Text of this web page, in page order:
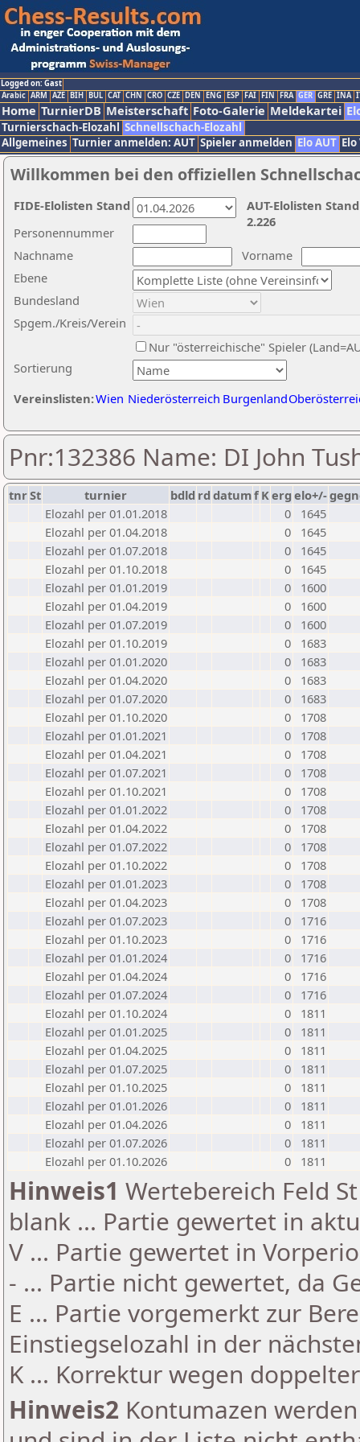
Logged on: Gast
Arabic ARM AZE BIH BUL CAT CHN CRO CZE DEN ENG ESP FAI FIN FRA GER GRE INA
Home TurnierDB Meisterschaft Foto-Galerie Meldekartei
Turnierschach-Elozahl Schnellschach-Elozahl
Allgemeines Turnier anmelden: AUT Spieler anmelden Elo AUT
Willkommen bei den offiziellen
Nachname
Vorname
Ebene
Sortierung
Personennummer
Bundesland
Spgem./Kreis/Verein
Nur "österreichische" Spieler
Vereinslisten:Wien Niederösterreich Burgenland
AUT-Elolisten
2.226
FIDE-Elolisten Stand
Pnr:132386 Name: DI John
tnrSt turnier bdld rd datumf Kerg elo+/-
Elozahl per 01.01.2018
0
1645
Elozahl per 01.04.2018
0
1645
Elozahl per 01.07.2018
0
1645
Elozahl per 01.10.2018
0
1645
Elozahl per 01.01.2019
0
1600
Elozahl per 01.04.2019
0
1600
Elozahl per 01.07.2019
0
1600
Elozahl per 01.10.2019
0
1683
Elozahl per 01.01.2020
0
1683
Elozahl per 01.04.2020
0
1683
Elozahl per 01.07.2020
0
1683
Elozahl per 01.10.2020
0
1708
Elozahl per 01.01.2021
0
1708
Elozahl per 01.04.2021
0
1708
Elozahl per 01.07.2021
0
1708
Elozahl per 01.10.2021
0
1708
Elozahl per 01.01.2022
0
1708
Elozahl per 01.04.2022
0
1708
Elozahl per 01.07.2022
0
1708
Elozahl per 01.10.2022
0
1708
Elozahl per 01.01.2023
0
1708
Elozahl per 01.04.2023
0
1708
Elozahl per 01.07.2023
0
1716
Elozahl per 01.10.2023
0
1716
Elozahl per 01.01.2024
0
1716
Elozahl per 01.04.2024
0
1716
Elozahl per 01.07.2024
0
1716
Elozahl per 01.10.2024
0
1811
Elozahl per 01.01.2025
0
1811
Elozahl per 01.04.2025
0
1811
Elozahl per 01.07.2025
0
1811
Elozahl per 01.10.2025
0
1811
Elozahl per 01.01.2026
0
1811
Elozahl per 01.04.2026
0
1811
Elozahl per 01.07.2026
0
1811
Elozahl per 01.10.2026
0 1811
Hinweis1 Wertebereich Feld
blank ... Partie gewertet in
V ... Partie gewertet in
- ... Partie nicht gewertet, da
E ... Partie vorgemerkt zur
Einstiegselozahl in der
K ... Korrektur wegen
Hinweis2 Kontumazen